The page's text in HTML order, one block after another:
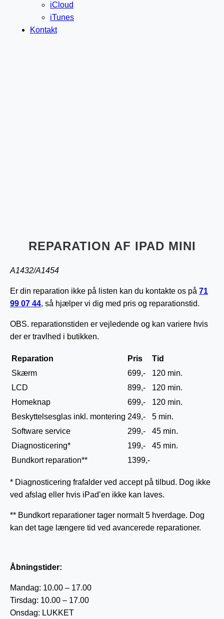
iCloud
iTunes
Kontakt
REPARATION AF IPAD MINI
A1432/A1454
Er din reparation ikke på listen kan du kontakte os på 71
99 07 44, så hjælper vi dig med pris og reparationstid.
OBS. reparationstiden er vejledende og kan variere hvis
der er travlhed i butikken.
Reparation Pris
Tid
Skærm
699,-
120 min.
LCD
899,-
120 min.
Homeknap
699,-
120 min.
Beskyttelsesglas inkl. montering 249,-
5 min.
Software service
299,-
45 min.
Diagnosticering*
199,-
45 min.
Bundkort reparation**
1399,-
* Diagnosticering frafalder ved accept på tilbud. Dog ikke
ved afslag eller hvis iPad’en ikke kan laves.
** Bundkort reparationer tager normalt 5 hverdage. Dog
kan det tage længere tid ved avancerede reparationer.
Åbningstider:
Mandag: 10.00 – 17.00
Tirsdag: 10.00 – 17.00
Onsdag: LUKKET